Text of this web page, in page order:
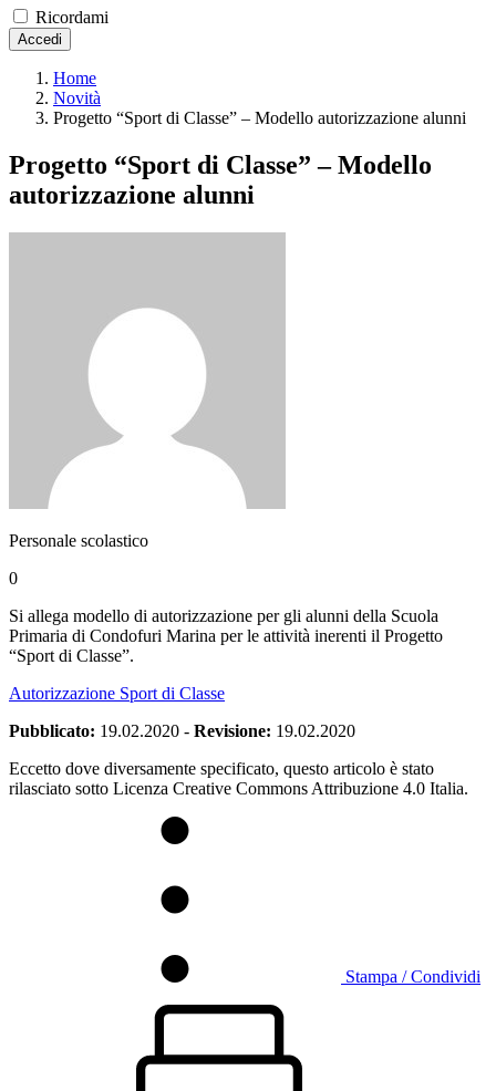
Ricordami
Accedi
Home
Novità
Progetto “Sport di Classe” – Modello autorizzazione alunni
Progetto “Sport di Classe” – Modello
autorizzazione alunni
Personale scolastico
0
Si allega modello di autorizzazione per gli alunni della Scuola
Primaria di Condofuri Marina per le attività inerenti il Progetto
“Sport di Classe”.
Autorizzazione Sport di Classe
Pubblicato: 19.02.2020 - Revisione: 19.02.2020
Eccetto dove diversamente specificato, questo articolo è stato
rilasciato sotto Licenza Creative Commons Attribuzione 4.0 Italia.
Stampa / Condividi